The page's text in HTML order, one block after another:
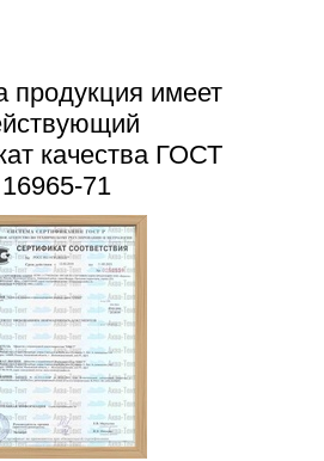
продукция имеет
качества ГОСТ
16965-71